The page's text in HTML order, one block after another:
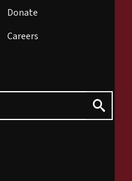
Donate
Careers